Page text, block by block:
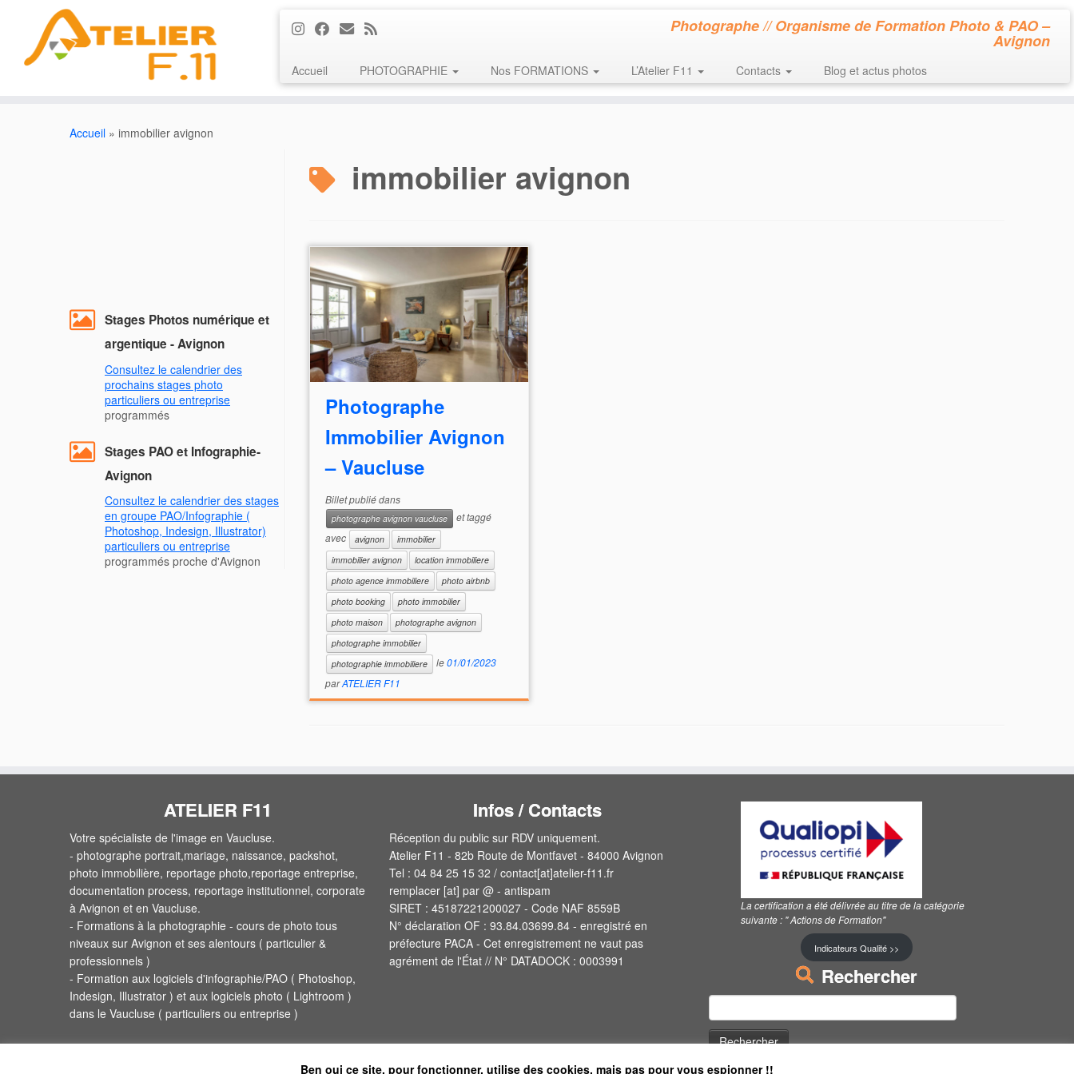
Photographe // Organisme de Formation Photo & PAO –
Avignon
Accueil PHOTOGRAPHIE Nos FORMATIONS L’Atelier F11 Contacts Blog et actus photos
Accueil » immobilier avignon
Stages Photos numérique et
argentique - Avignon
Consultez le calendrier des
prochains stages photo
particuliers ou entreprise
programmés
Stages PAO et Infographie-
Avignon
Consultez le calendrier des stages
en groupe PAO/Infographie (
Photoshop, Indesign, Illustrator)
particuliers ou entreprise
programmés proche d'Avignon
immobilier avignon
Photographe
Immobilier Avignon
– Vaucluse
Billet publié dans
photographe avignon vaucluse
et taggé
avec
avignon
immobilier
immobilier avignon
location immobiliere
photo agence immobiliere
photo airbnb
photo booking
photo immobilier
photo maison
photographe avignon
photographe immobilier
photographie immobiliere
le01/01/2023
parATELIER F11
ATELIER F11
Votre spécialiste de l'image en Vaucluse.
- photographe portrait,mariage, naissance, packshot,
photo immobilière, reportage photo,reportage entreprise,
documentation process, reportage institutionnel, corporate
à Avignon et en Vaucluse.
- Formations à la photographie - cours de photo tous
niveaux sur Avignon et ses alentours ( particulier &
professionnels )
- Formation aux logiciels d'infographie/PAO ( Photoshop,
Indesign, Illustrator ) et aux logiciels photo ( Lightroom )
dans le Vaucluse ( particuliers ou entreprise )
Infos / Contacts
Réception du public sur RDV uniquement.
Atelier F11 - 82b Route de Montfavet - 84000 Avignon
Tel : 04 84 25 15 32 / contact[at]atelier-f11.fr
remplacer [at] par @ - antispam
SIRET : 45187221200027 - Code NAF 8559B
N° déclaration OF : 93.84.03699.84 - enregistré en
préfecture PACA - Cet enregistrement ne vaut pas
agrément de l'État // N° DATADOCK : 0003991
La certification a été délivrée au titre de la catégorie
suivante : " Actions de Formation"
Indicateurs Qualité >>
Rechercher
Ben oui ce site, pour fonctionner, utilise des cookies, mais pas pour vous espionner !!